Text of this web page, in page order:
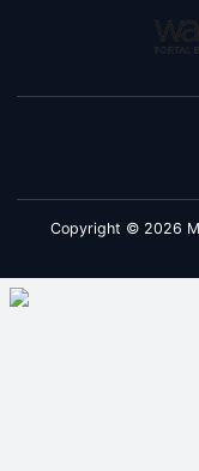
Copyright © 2026